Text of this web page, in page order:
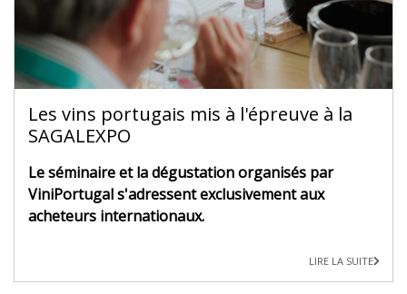
Les vins portugais mis à l'épreuve à la
SAGALEXPO
Le séminaire et la dégustation organisés par
ViniPortugal s'adressent exclusivement aux
acheteurs internationaux.
LIRE LA SUITE